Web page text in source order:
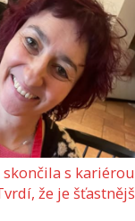
s
že je